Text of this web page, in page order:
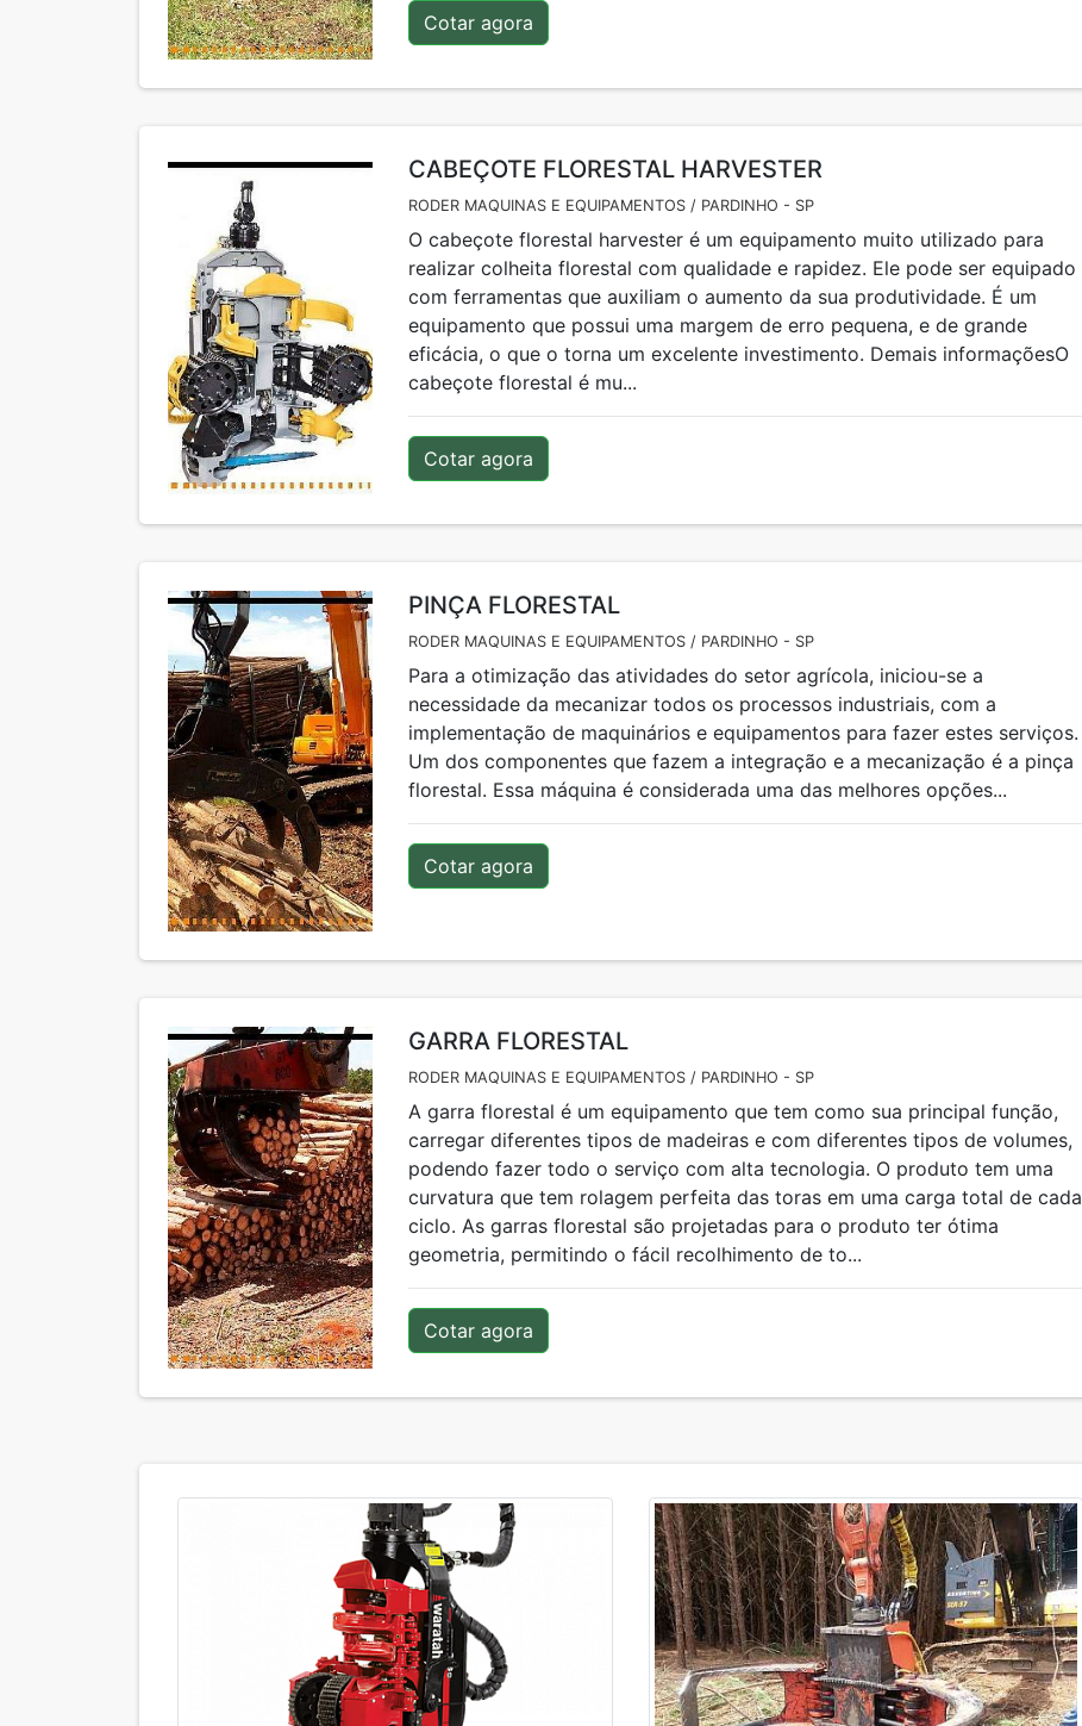
Cotar agora
CABEÇOTE FLORESTAL HARVESTER
RODER MAQUINAS E EQUIPAMENTOS / PARDINHO - SP
O cabeçote florestal harvester é um equipamento muito utilizado para
realizar colheita florestal com qualidade e rapidez. Ele pode ser equipado
com ferramentas que auxiliam o aumento da sua produtividade. É um
equipamento que possui uma margem de erro pequena, e de grande
eficácia, o que o torna um excelente investimento. Demais informaçõesO
cabeçote florestal é mu...
Cotar agora
PINÇA FLORESTAL
RODER MAQUINAS E EQUIPAMENTOS / PARDINHO - SP
Para a otimização das atividades do setor agrícola, iniciou-se a
necessidade da mecanizar todos os processos industriais, com a
implementação de maquinários e equipamentos para fazer estes serviços.
Um dos componentes que fazem a integração e a mecanização é a pinça
florestal. Essa máquina é considerada uma das melhores opções...
Cotar agora
GARRA FLORESTAL
RODER MAQUINAS E EQUIPAMENTOS / PARDINHO - SP
A garra florestal é um equipamento que tem como sua principal função,
carregar diferentes tipos de madeiras e com diferentes tipos de volumes,
podendo fazer todo o serviço com alta tecnologia. O produto tem uma
curvatura que tem rolagem perfeita das toras em uma carga total de cada
ciclo. As garras florestal são projetadas para o produto ter ótima
geometria, permitindo o fácil recolhimento de to...
Cotar agora